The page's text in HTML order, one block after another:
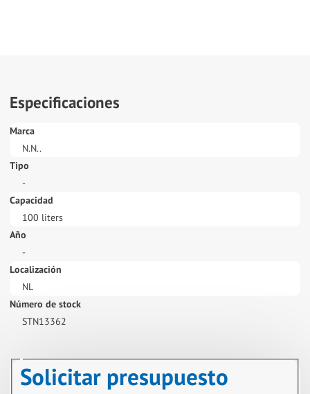
Especificaciones
Marca
N.N..
Tipo
-
Capacidad
100 liters
Año
-
Localización
NL
Número de stock
STN13362
Solicitar presupuesto